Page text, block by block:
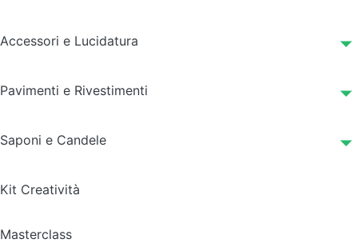
Accessori e Lucidatura
Pavimenti e Rivestimenti
Saponi e Candele
Kit Creatività
Masterclass